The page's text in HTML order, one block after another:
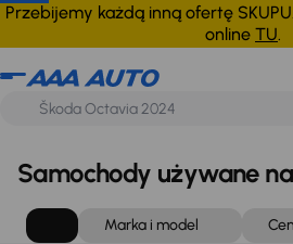
Przebijemy każdą inną ofertę
online TU.
Samochody używane
Marka i model